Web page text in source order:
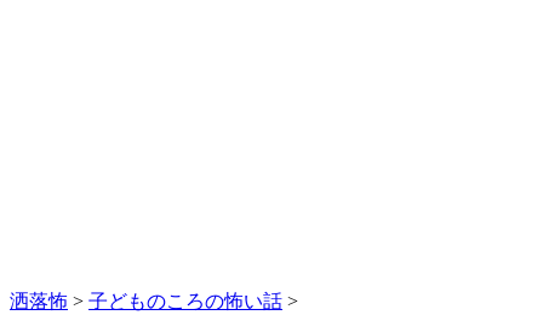
洒落怖 > 子どものころの怖い話 >